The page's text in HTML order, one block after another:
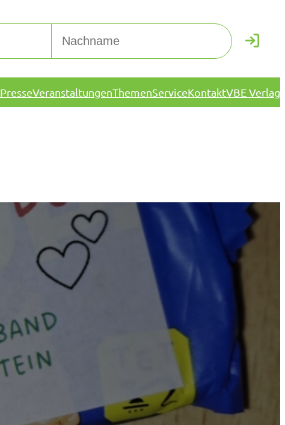
PresseVeranstaltungenThemenServiceKontaktVBE Verlag